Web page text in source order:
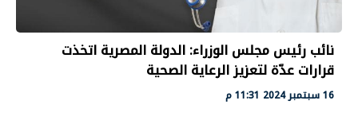
نائب رئيس مجلس الوزراء: الدولة المصرية اتخذت
قرارات عدّة لتعزيز الرعاية الصحية
16 سبتمبر 2024 11:31 م